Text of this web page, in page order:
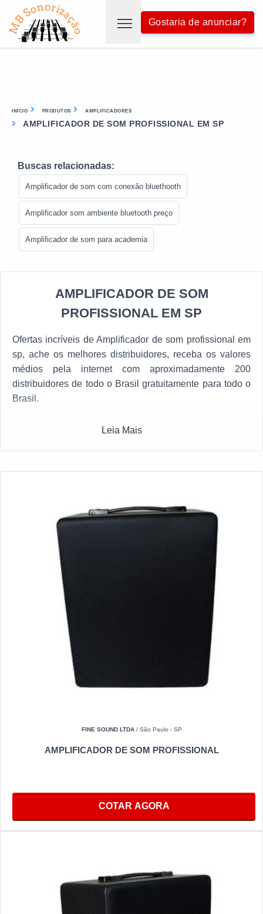
Gostaria de anunciar?
INÍCIO PRODUTOS AMPLIFICADORES
AMPLIFICADOR DE SOM PROFISSIONAL EM SP
Buscas relacionadas:
Amplificador de som com conexão bluethooth
Amplificador som ambiente bluetooth preço
Amplificador de som para academia
AMPLIFICADOR DE SOM
PROFISSIONAL EM SP
Ofertas incríveis de Amplificador de som profissional em
sp, ache os melhores distribuidores, receba os valores
médios pela internet com aproximadamente 200
distribuidores de todo o Brasil gratuitamente para todo o
Brasil.
Leia Mais
FINE SOUND LTDA/ São Paulo - SP
AMPLIFICADOR DE SOM PROFISSIONAL
COTAR AGORA